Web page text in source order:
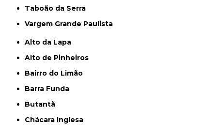
Taboão da Serra
Vargem Grande Paulista
Alto da Lapa
Alto de Pinheiros
Bairro do Limão
Barra Funda
Butantã
Chácara Inglesa